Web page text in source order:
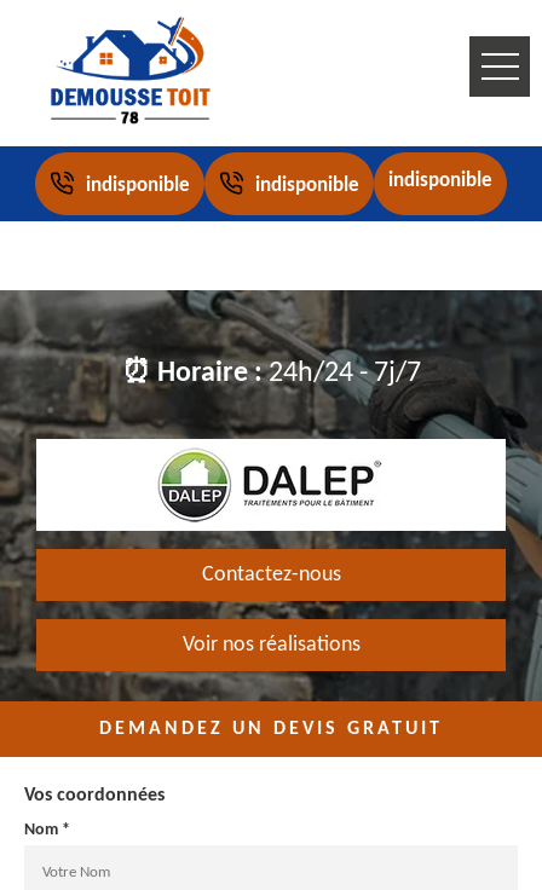
indisponible indisponible indisponible
⏰ Horaire :24h/24 - 7j/7
Contactez-nous
Voir nos réalisations
DEMANDEZ UN DEVIS GRATUIT
Vos coordonnées
Nom *